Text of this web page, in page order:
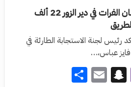
تجاوز الأثر الزراعي لفيضان الفرات في دير الزور 22 ألف
رئيس لجنة الاستجابة الطارئة في
فايز عباس،…
Viber
Snapchat
Email